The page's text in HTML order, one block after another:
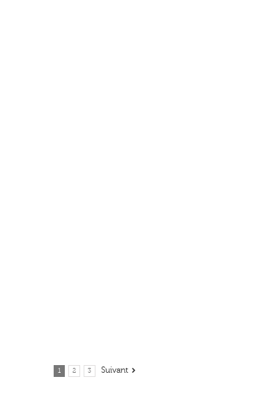
1 2 3 Suivant